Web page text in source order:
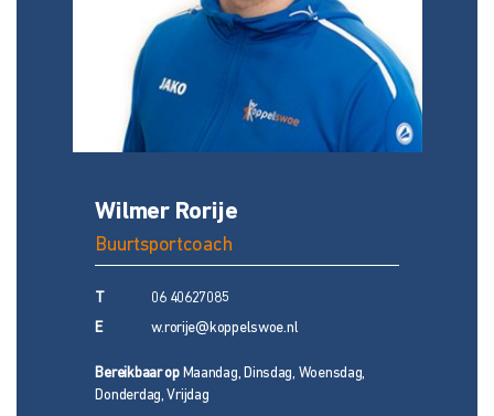
Wilmer Rorije
Buurtsportcoach
06 40627085
E w.rorije@koppelswoe.nl
Bereikbaar opMaandag, Dinsdag, Woensdag,
Donderdag, Vrijdag